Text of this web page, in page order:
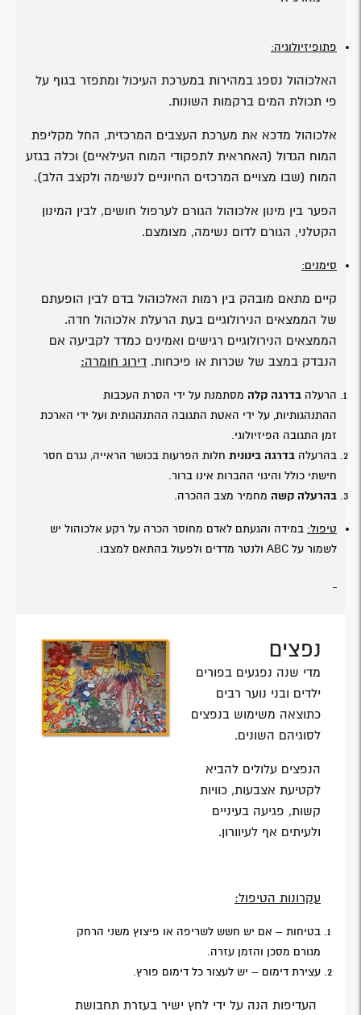
פתופיזיולוגיה:
האלכוהול נספג במהירות במערכת העיכול ומתפזר בגוף על
פי תכולת המים ברקמות השונות.
אלכוהול מדכא את מערכת העצבים המרכזית, החל מקליפת
המוח הגדול (האחראית לתפקודי המוח העילאיים) וכלה בגזע
המוח (שבו מצויים המרכזים החיוניים לנשימה ולקצב הלב).
הפער בין מינון אלכוהול הגורם לערפול חושים, לבין המינון
הקטלני, הגורם לדום נשימה, מצומצם.
סימנים:
קיים מתאם מובהק בין רמות האלכוהול בדם לבין הופעתם
של הממצאים הנירולוגיים בעת הרעלת אלכוהול חדה.
הממצאים הנירולוגיים רגישים ואמינים כמדד לקביעה אם
הנבדק במצב של שכרות או פיכחות. דירוג חומרה:
הרעלה בדרגה קלה מסתמנת על ידי הסרת העכבות
ההתנהגותיות, על ידי האטת התגובה ההתנהגותית ועל ידי הארכת
זמן התגובה הפיזיולוגי.
בהרעלה בדרגה בינונית חלות הפרעות בכושר הראייה, נגרם חסר
חישתי כולל והיגוי ההברות אינו ברור.
בהרעלה קשה מחמיר מצב ההכרה.
טיפול: במידה והגעתם לאדם מחוסר הכרה על רקע אלכוהול יש
לשמור על ABC ולנטר מדדים ולפעול בהתאם למצבו.
נפצים
מדי שנה נפגעים בפורים
ילדים ובני נוער רבים
כתוצאה משימוש בנפצים
לסוגיהם השונים.
הנפצים עלולים להביא
לקטיעת אצבעות, כוויות
קשות, פגיעה בעיניים
ולעיתים אף לעיוורון.
עקרונות הטיפול:
בטיחות – אם יש חשש לשריפה או פיצוץ משני הרחק
מגורם מסכן והזמן עזרה.
עצירת דימום – יש לעצור כל דימום פורץ.
העדיפות הנה על ידי לחץ ישיר בעזרת תחבושת